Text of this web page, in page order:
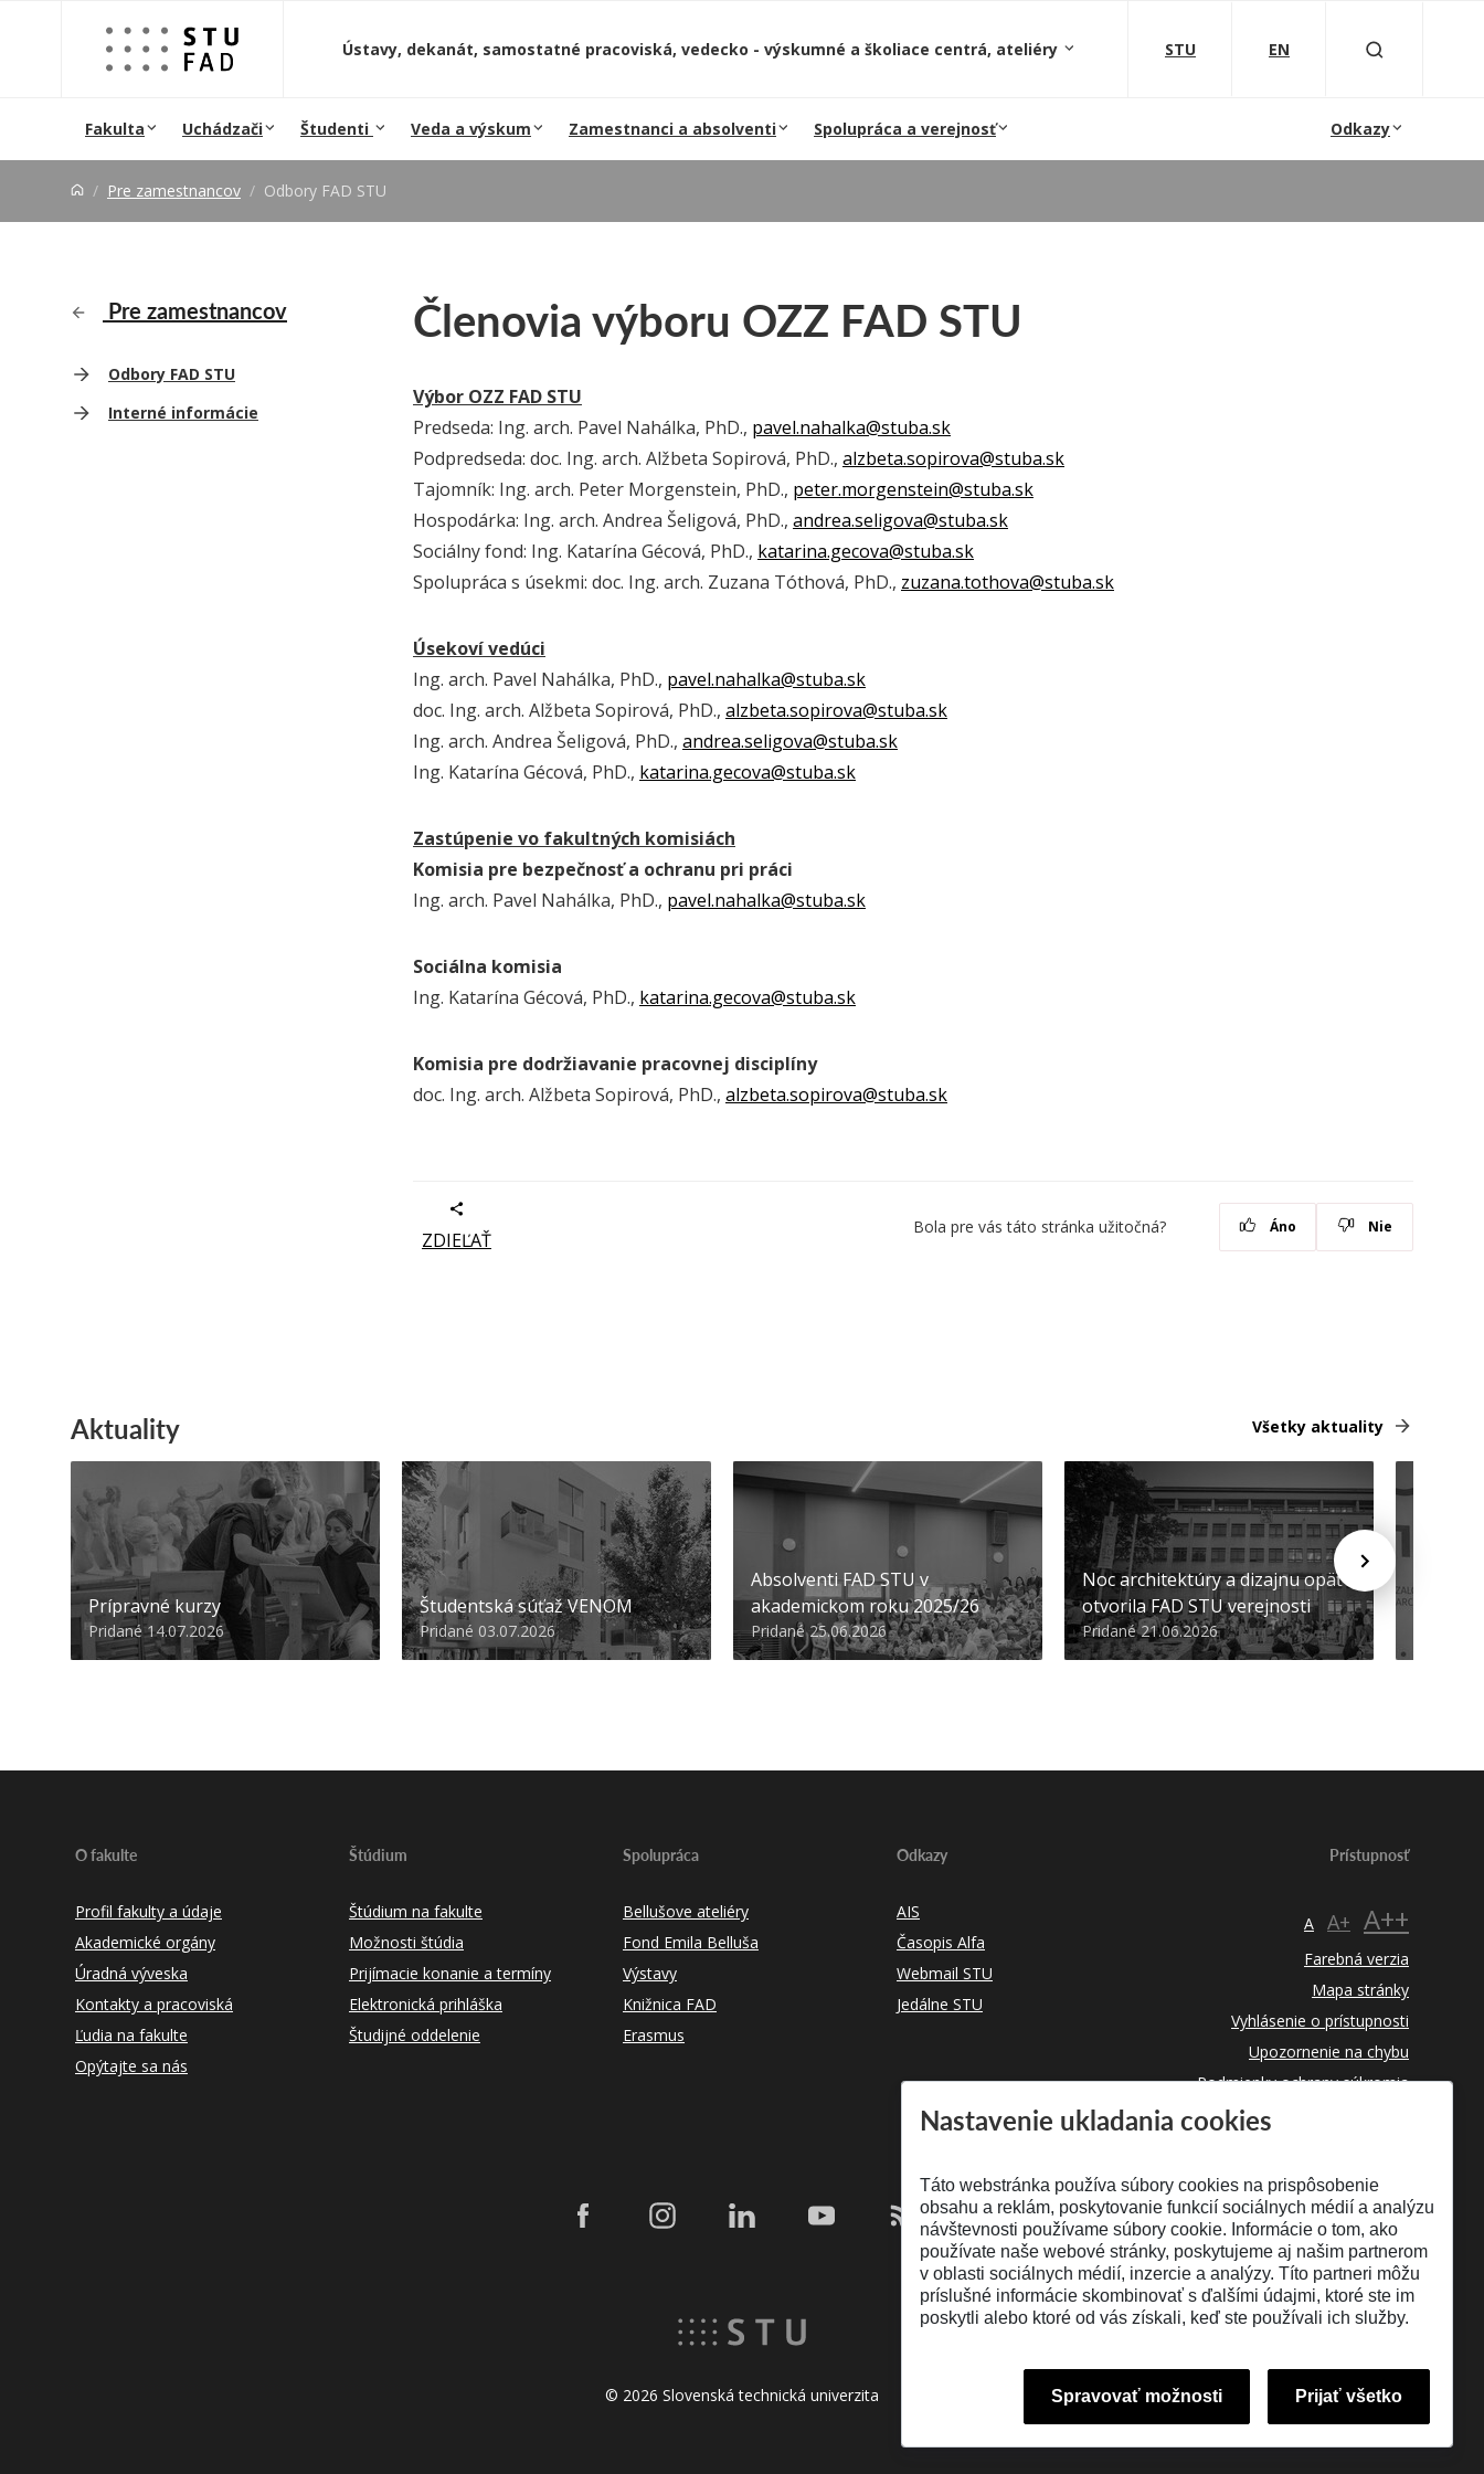
Prejsť na obsah
Ústavy, dekanát, samostatné pracoviská, vedecko - výskumné a školiace centrá, ateliéry STU EN
Fakulta Uchádzači Študenti Veda a výskum Zamestnanci a absolventi Spolupráca a verejnosť Odkazy
Pre zamestnancov Odbory FAD STU
Pre zamestnancov
Odbory FAD STU
Interné informácie
Členovia výboru OZZ FAD STU
Výbor OZZ FAD STU
Predseda: Ing. arch. Pavel Nahálka, PhD., pavel.nahalka@stuba.sk
Podpredseda: doc. Ing. arch. Alžbeta Sopirová, PhD., alzbeta.sopirova@stuba.sk
Tajomník: Ing. arch. Peter Morgenstein, PhD., peter.morgenstein@stuba.sk
Hospodárka: Ing. arch. Andrea Šeligová, PhD., andrea.seligova@stuba.sk
Sociálny fond: Ing. Katarína Gécová, PhD., katarina.gecova@stuba.sk
Spolupráca s úsekmi: doc. Ing. arch. Zuzana Tóthová, PhD., zuzana.tothova@stuba.sk
Úsekoví vedúci
Ing. arch. Pavel Nahálka, PhD., pavel.nahalka@stuba.sk
doc. Ing. arch. Alžbeta Sopirová, PhD., alzbeta.sopirova@stuba.sk
Ing. arch. Andrea Šeligová, PhD., andrea.seligova@stuba.sk
Ing. Katarína Gécová, PhD., katarina.gecova@stuba.sk
Zastúpenie vo fakultných komisiách
Komisia pre bezpečnosť a ochranu pri práci
Ing. arch. Pavel Nahálka, PhD., pavel.nahalka@stuba.sk
Sociálna komisia
Ing. Katarína Gécová, PhD., katarina.gecova@stuba.sk
Komisia pre dodržiavanie pracovnej disciplíny
doc. Ing. arch. Alžbeta Sopirová, PhD., alzbeta.sopirova@stuba.sk
ZDIEĽAŤ
Bola pre vás táto stránka užitočná? Áno Nie
Aktuality Všetky aktuality
Prípravné kurzy
Pridané 14.07.2026
Študentská súťaž VENOM
Pridané 03.07.2026
Absolventi FAD STU v
akademickom roku 2025/26
Pridané 25.06.2026
Noc architektúry a dizajnu opäť
otvorila FAD STU verejnosti
Pridané 21.06.2026
O fakulte
Profil fakulty a údaje
Akademické orgány
Úradná výveska
Kontakty a pracoviská
Ľudia na fakulte
Opýtajte sa nás
Štúdium
Štúdium na fakulte
Možnosti štúdia
Prijímacie konanie a termíny
Elektronická prihláška
Študijné oddelenie
Spolupráca
Bellušove ateliéry
Fond Emila Belluša
Výstavy
Knižnica FAD
Erasmus
Odkazy
AIS
Časopis Alfa
Webmail STU
Jedálne STU
Prístupnosť
A A+ A++
Farebná verzia
Mapa stránky
Vyhlásenie o prístupnosti
Upozornenie na chybu
Podmienky ochrany súkromia
© 2026 Slovenská technická univerzita
Nastavenie ukladania cookies
Táto webstránka používa súbory cookies na prispôsobenie
obsahu a reklám, poskytovanie funkcií sociálnych médií a analýzu
návštevnosti používame súbory cookie. Informácie o tom, ako
používate naše webové stránky, poskytujeme aj našim partnerom
v oblasti sociálnych médií, inzercie a analýzy. Títo partneri môžu
príslušné informácie skombinovať s ďalšími údajmi, ktoré ste im
poskytli alebo ktoré od vás získali, keď ste používali ich služby.
Spravovať možnosti Prijať všetko